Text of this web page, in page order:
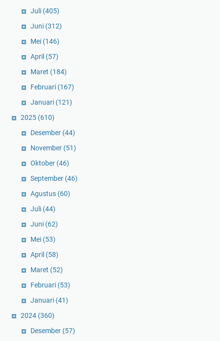
Juli (405)
Juni (312)
Mei (146)
April (57)
Maret (184)
Februari (167)
Januari (121)
2025 (610)
Desember (44)
November (51)
Oktober (46)
September (46)
Agustus (60)
Juli (44)
Juni (62)
Mei (53)
April (58)
Maret (52)
Februari (53)
Januari (41)
2024 (360)
Desember (57)